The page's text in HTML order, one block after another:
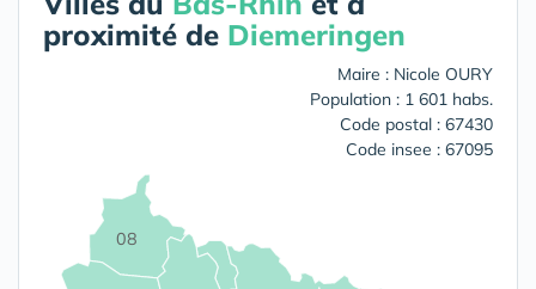
proximité de Diemeringen
Maire : Nicole OURY
Population : 1 601 habs.
Code postal : 67430
Code insee : 67095
08